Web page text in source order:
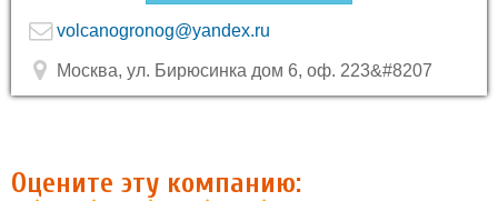
volcanogronog@yandex.ru
Москва, ул. Бирюсинка дом 6, оф. 223&#8207
Оцените эту компанию: